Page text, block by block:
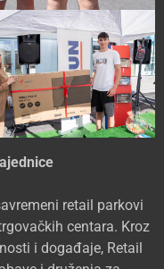
retail parkovi
centara. Kroz
i događaje, Retail